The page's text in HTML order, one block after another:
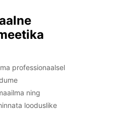
professionaalsel
ning
looduslike